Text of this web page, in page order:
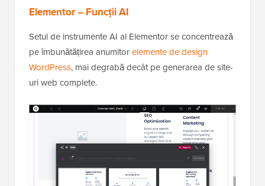
Elementor – Funcții AI
Setul de instrumente AI al Elementor se concentrează
pe îmbunătățirea anumitorelemente de design
WordPress, mai degrabă decât pe generarea de site-
uri web complete.